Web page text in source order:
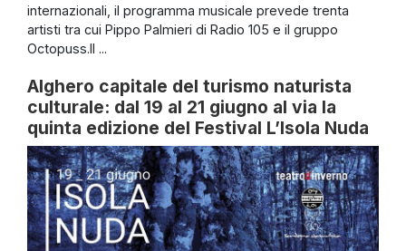
internazionali, il programma musicale prevede trenta
artisti tra cui Pippo Palmieri di Radio 105 e il gruppo
Octopuss.Il ...
Alghero capitale del turismo naturista
culturale: dal 19 al 21 giugno al via la
quinta edizione del Festival L’Isola Nuda